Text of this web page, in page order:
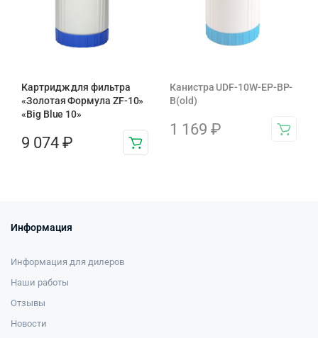
Картридж для фильтра
«Золотая Формула ZF-10»
«Big Blue 10»
9 074 ₽
Канистра UDF-10W-EP-BP-
B(old)
1 169 ₽
Информация
Информация для дилеров
Наши работы
Отзывы
Новости